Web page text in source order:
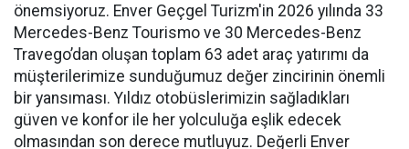
önemsiyoruz. Enver Geçgel Turizm'in 2026 yılında 33
Mercedes-Benz Tourismo ve 30 Mercedes-Benz
Travego’dan oluşan toplam 63 adet araç yatırımı da
müşterilerimize sunduğumuz değer zincirinin önemli
bir yansıması. Yıldız otobüslerimizin sağladıkları
güven ve konfor ile her yolculuğa eşlik edecek
olmasından son derece mutluyuz. Değerli Enver